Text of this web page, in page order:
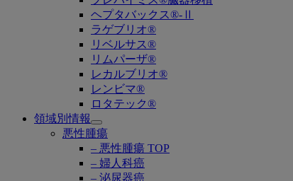
ヘプタバックス®-Ⅱ
ラゲブリオ®
リベルサス®
リムパーザ®
レカルブリオ®
レンビマ®
ロタテック®
領域別情報
Open
submenu
悪性腫瘍
– 悪性腫瘍 TOP
– 婦人科癌
– 泌尿器癌